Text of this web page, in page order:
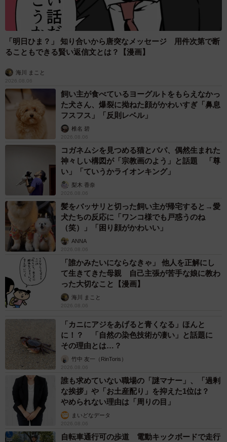
もっとも、そんなことでは何も改善しなかった。夫妻は、
何が気に入らないか理解しようと、インターネットで調べ
たり、本気噛みする直前の出来事をひたすらメモして原因
を追求した。
6/6
雪遊びを楽しんだすずちゃん＝suzuandsakuさん提供
が分かった。雪玉を投げると楽しそうに追いかけるので、
飼い主も寒い中必死で雪玉を作っては投げていた。ところ
が、すずちゃんはそれが嫌だったようだ。
「原因が分かってからはすずに、『何度も嫌なことしてご
めんね、もぅしないよー。勘違いしてごめんね』と言って
仲直りをしました。それからは本気で噛まれることはなく
なりました」
「明日ひま？」 知り合いから唐突なメッセージ 用件次第で断
ることもできる賢い返信文とは？【漫画】
海川 まこと
2026.08.06
飼い主が食べているヨーグルトをもらえなかっ
た犬さん、爆裂に拗ねた顔がかわいすぎ「鼻息
フスフス」「反則レベル」
椎名 碧
2026.08.06
コガネムシを見つめる猫とパパ、偶然生まれた
神々しい構図が「宗教画のよう」と話題 「尊
い」「ていうかライオンキング」
梨木 香奈
2026.08.06
髪をバッサリと切った飼い主が帰宅すると→愛
犬たちの反応に「ワンコ様でも戸惑うのね
（笑）」「困り顔がかわいい」
ANNA
2026.08.06
「誰かみたいにならなきゃ」 他人を正解にし
て生きてきた母親 自己主張が苦手な娘に教わ
った大切なこと【漫画】
海川 まこと
2026.08.06
「カニにアジをあげると青くなる」ほんと
に！？ 「自然の染色技術が凄い」と話題に
その理由とは…？
竹中 友一（RinToris）
2026.08.06
誰も求めていない職場の「謎マナー」、「過剰
な挨拶」や「お土産配り」を抑えた1位は？
やめられない理由は「周りの目」
まいどなデータ
2026.08.06
自転車通行可の歩道 電動キックボードで走行